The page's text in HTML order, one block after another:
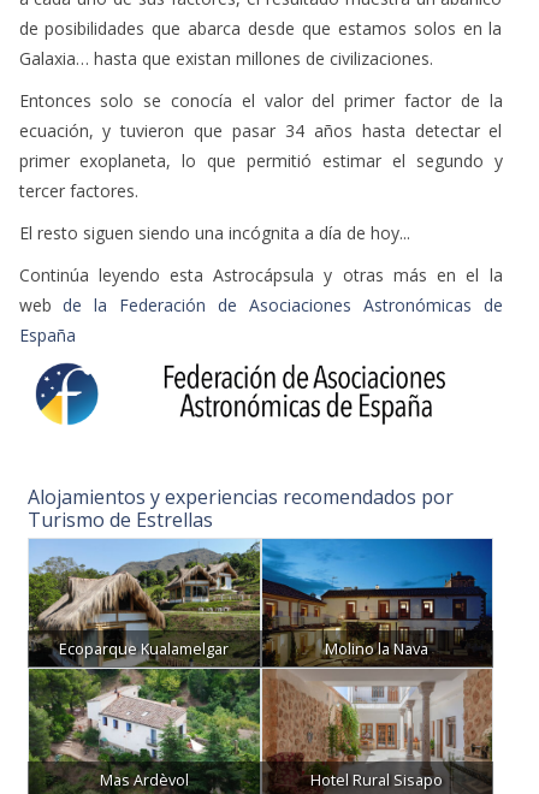
de posibilidades que abarca desde que estamos solos en la
Galaxia… hasta que existan millones de civilizaciones.
Entonces solo se conocía el valor del primer factor de la
ecuación, y tuvieron que pasar 34 años hasta detectar el
primer exoplaneta, lo que permitió estimar el segundo y
tercer factores.
El resto siguen siendo una incógnita a día de hoy...
Continúa leyendo esta Astrocápsula y otras más en el la
webde la Federación de Asociaciones Astronómicas de
España
Alojamientos y experiencias recomendados por
Turismo de Estrellas
Ecoparque Kualamelgar Molino la Nava
Mas Ardèvol Hotel Rural Sisapo